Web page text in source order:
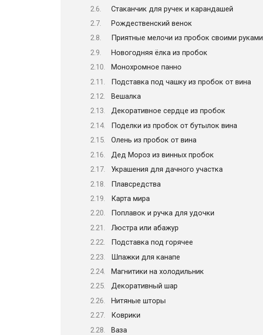
Стаканчик для ручек и карандашей
Рождественский венок
Приятные мелочи из пробок своими руками
Новогодняя ёлка из пробок
Монохромное панно
Подставка под чашку из пробок от вина
Вешалка
Декоративное сердце из пробок
Поделки из пробок от бутылок вина
Олень из пробок от вина
Дед Мороз из винных пробок
Украшения для дачного участка
Плавсредства
Карта мира
Поплавок и ручка для удочки
Люстра или абажур
Подставка под горячее
Шпажки для канапе
Магнитики на холодильник
Декоративный шар
Нитяные шторы
Коврики
Ваза